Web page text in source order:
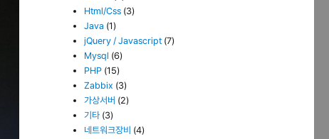
Html/Css (3)
Java (1)
jQuery / Javascript (7)
Mysql (6)
PHP (15)
Zabbix (3)
가상서버 (2)
기타 (3)
네트워크장비 (4)